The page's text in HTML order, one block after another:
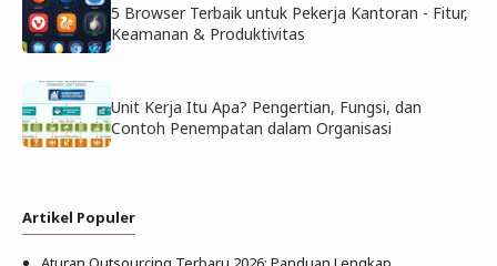
5 Browser Terbaik untuk Pekerja Kantoran - Fitur,
Keamanan & Produktivitas
Unit Kerja Itu Apa? Pengertian, Fungsi, dan
Contoh Penempatan dalam Organisasi
Artikel Populer